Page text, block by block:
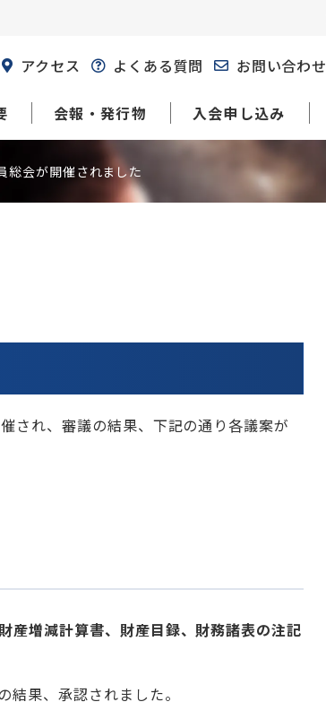
会報・発行物 入会申し込み
アクセス よくある質問 お問い合わせ
総会が開催されました
され、審議の結果、下記の通り各議案が
産増減計算書、財産目録、財務諸表の注記
結果、承認されました。